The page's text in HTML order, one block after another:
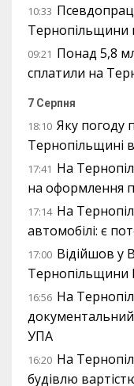
10:33
Тернопільщини
09:21 Понад 5,8
сплатили на
7 Серпня
18:10 Яку погоду
Тернопільщині
17:41 На
на оформлення
17:14 На
автомобілі: є
17:00 Відійшов у
16:56 На
УПА
16:20 На
будівлю